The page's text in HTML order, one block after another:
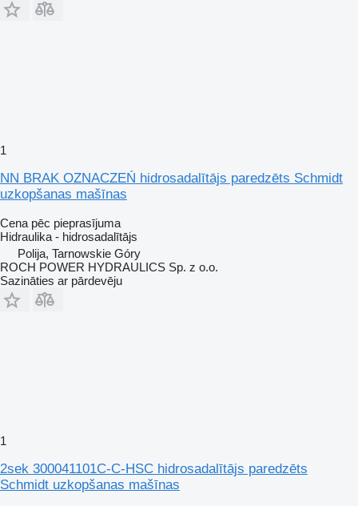
1
NN BRAK OZNACZEŃ hidrosadalītājs paredzēts Schmidt
uzkopšanas mašīnas
Cena pēc pieprasījuma
Hidraulika - hidrosadalītājs
Polija, Tarnowskie Góry
ROCH POWER HYDRAULICS Sp. z o.o.
Sazināties ar pārdevēju
1
2sek 300041101C-C-HSC hidrosadalītājs paredzēts
Schmidt uzkopšanas mašīnas